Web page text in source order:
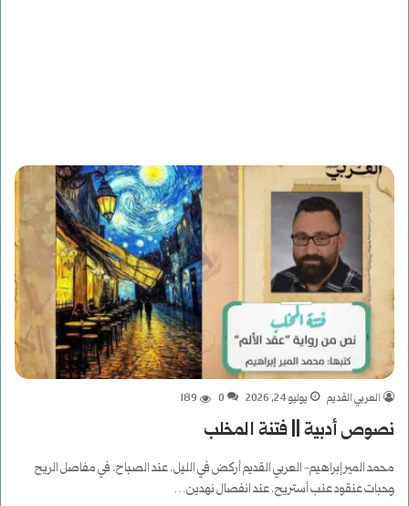
العربي القديم يوليو 24, 2026 0
189
نصوص أدبية || فتنة المخلب
محمد المير إبراهيم- العربي القديم أركض في الليل. عند الصباح. في مفاصل الريح
وحبات عنقود عنب أستريح. عند انفصال نهدين…